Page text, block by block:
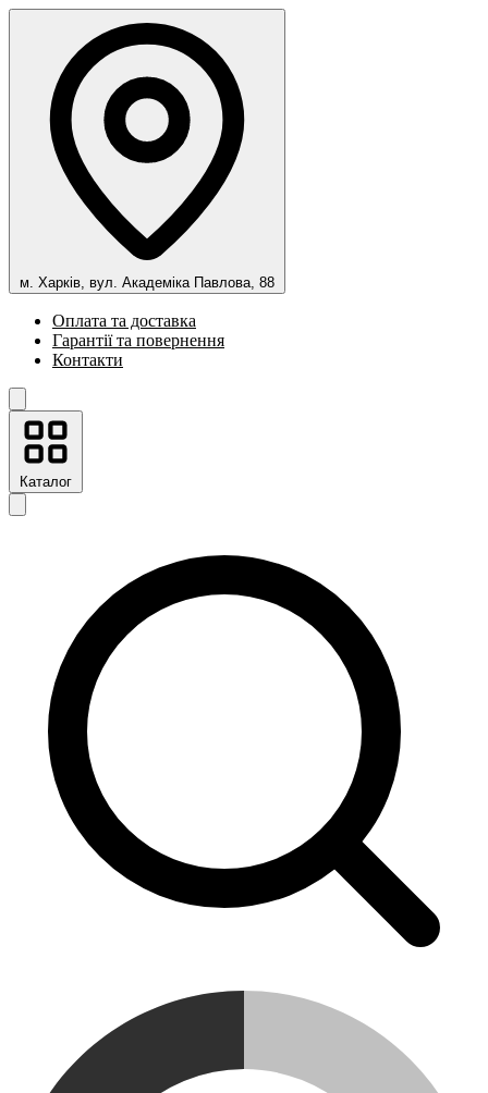
м. Харків, вул. Академіка Павлова, 88
Оплата та доставка
Гарантії та повернення
Контакти
Каталог